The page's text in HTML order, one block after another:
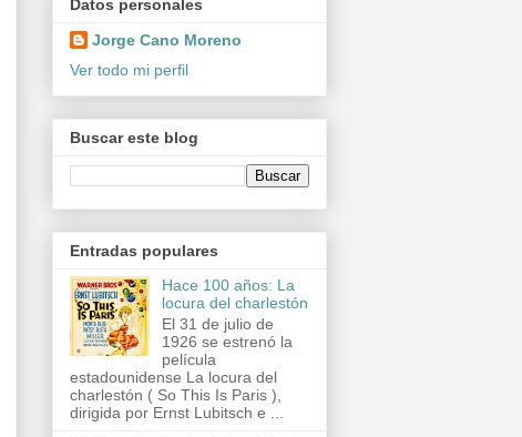
Datos personales
Jorge Cano Moreno
Ver todo mi perfil
Buscar este blog
Entradas populares
Hace 100 años: La
locura del charlestón
El 31 de julio de
1926 se estrenó la
película
estadounidense La locura del
charlestón ( So This Is Paris ),
dirigida por Ernst Lubitsch e ...